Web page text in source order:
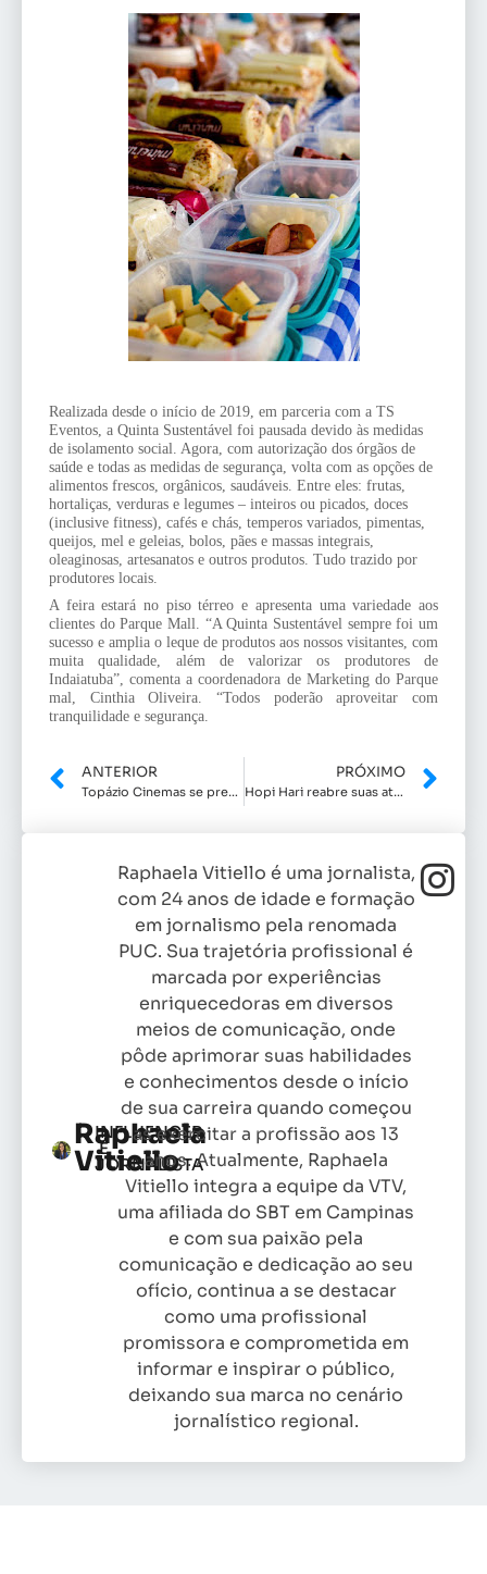
Realizada desde o início de 2019, em parceria com a TS
Eventos, a Quinta Sustentável foi pausada devido às medidas
de isolamento social. Agora, com autorização dos órgãos de
saúde e todas as medidas de segurança, volta com as opções de
alimentos frescos, orgânicos, saudáveis. Entre eles: frutas,
hortaliças, verduras e legumes – inteiros ou picados, doces
(inclusive fitness), cafés e chás, temperos variados, pimentas,
queijos, mel e geleias, bolos, pães e massas integrais,
oleaginosas, artesanatos e outros produtos. Tudo trazido por
produtores locais.
A feira estará no piso térreo e apresenta uma variedade aos
clientes do Parque Mall. “A Quinta Sustentável sempre foi um
sucesso e amplia o leque de produtos aos nossos visitantes, com
muita qualidade, além de valorizar os produtores de
Indaiatuba”, comenta a coordenadora de Marketing do Parque
mal, Cinthia Oliveira. “Todos poderão aproveitar com
tranquilidade e segurança.
ANTERIOR
Topázio Cinemas se prepara para reabertura
PRÓXIMO
Hopi Hari reabre suas atrações no dia 26
Raphaela
Vitiello
INFLUENCER
E
JORNALISTA
Raphaela Vitiello é uma jornalista,
com 24 anos de idade e formação
em jornalismo pela renomada
PUC. Sua trajetória profissional é
marcada por experiências
enriquecedoras em diversos
meios de comunicação, onde
pôde aprimorar suas habilidades
e conhecimentos desde o início
de sua carreira quando começou
as exercitar a profissão aos 13
anos. Atualmente, Raphaela
Vitiello integra a equipe da VTV,
uma afiliada do SBT em Campinas
e com sua paixão pela
comunicação e dedicação ao seu
ofício, continua a se destacar
como uma profissional
promissora e comprometida em
informar e inspirar o público,
deixando sua marca no cenário
jornalístico regional.